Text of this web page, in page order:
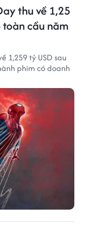
thu về 1,25
cầu năm
1,259 tỷ USD sau
phim có doanh